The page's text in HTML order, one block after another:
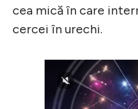
cea mică în care
cercei în urechi.